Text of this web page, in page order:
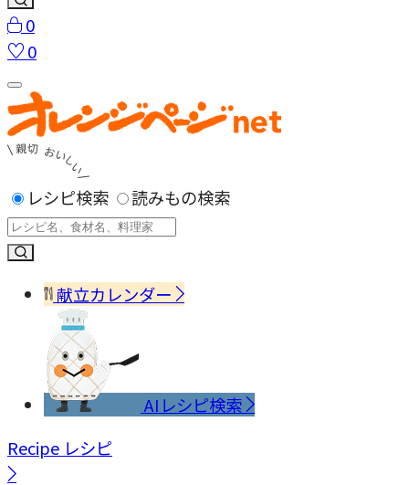
0
0
レシピ検索 読みもの検索
献立カレンダー
AIレシピ検索
Recipe レシピ